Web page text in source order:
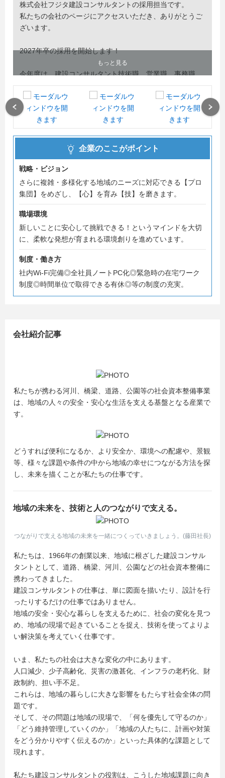
株式会社フジタ建設コンサルタントの採用担当です。
私たちの会社のページにアクセスいただき、ありがとうご
ざいます。
2027年卒の採用を開始します！
今年度は、建設コンサルタント技術職、営業職、事務職
（計７名程度）の採用を予定しています。
(募集対象は2027年3月卒業予定者および卒業後3年以内の
方です。)
フラ整備)に携わる企業です。
地域に密着し、河川・道路・橋梁などの調査、計画、設計
を通して、きめ細かい技術サービスを提供しています。
道路や橋は地域に暮らす人々にとって欠かせないものであ
割を担う、重要でやりがいのある仕事です。
私たちは地域の社会資本整備に携わり続け、2016年に創立
そして新たな目標として“100年企業”への道を歩み出したと
ころです。
まずは、マイナビ2027からのエントリーをお願いします。
もっと見る
企業のここがポイント
戦略・ビジョン
さらに複雑・多様化する地域のニーズに対応できる【プロ
集団】をめざし、【心】を育み【技】を磨きます。
職場環境
新しいことに安心して挑戦できる！というマインドを大切
に、柔軟な発想が育まれる環境創りを進めています。
制度・働き方
社内Wi-Fi完備◎全社員ノートPC化◎緊急時の在宅ワーク
制度◎時間単位で取得できる有休◎等の制度の充実。
会社紹介記事
私たちが携わる河川、橋梁、道路、公園等の社会資本整備事業
は、地域の人々の安全・安心な生活を支える基盤となる産業で
す。
どうすれば便利になるか、より安全か、環境への配慮や、景観
等、様々な課題や条件の中から地域の幸せにつながる方法を探
し、未来を描くことが私たちの仕事です。
地域の未来を、技術と人のつながりで支える。
つながりで支える地域の未来を一緒につくっていきましょう。(藤田社長)
私たちは、1966年の創業以来、地域に根ざした建設コンサル
タントとして、道路、橋梁、河川、公園などの社会資本整備に
携わってきました。
建設コンサルタントの仕事は、単に図面を描いたり、設計を行
ったりするだけの仕事ではありません。
地域の安全・安心な暮らしを支えるために、社会の変化を見つ
め、地域の現場で起きていることを捉え、技術を使ってよりよ
い解決策を考えていく仕事です。
いま、私たちの社会は大きな変化の中にあります。
人口減少、少子高齢化、災害の激甚化、インフラの老朽化、財
政制約、担い手不足。
これらは、地域の暮らしに大きな影響をもたらす社会全体の問
題です。
そして、その問題は地域の現場で、「何を優先して守るのか」
「どう維持管理していくのか」「地域の人たちに、計画や対策
をどう分かりやすく伝えるのか」といった具体的な課題として
現れます。
私たち建設コンサルタントの役割は、こうした地域課題に向き